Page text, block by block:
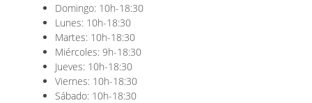
Domingo: 10h-18:30
Lunes: 10h-18:30
Martes: 10h-18:30
Miércoles: 9h-18:30
Jueves: 10h-18:30
Viernes: 10h-18:30
Sábado: 10h-18:30